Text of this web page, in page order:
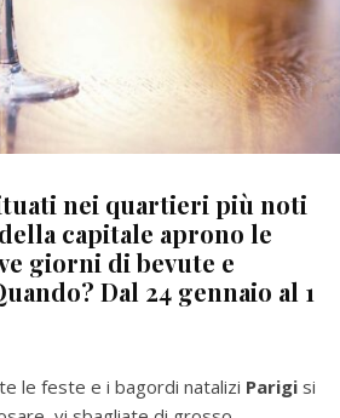
nei quartieri più noti
capitale aprono le
giorni di bevute e
Dal 24 gennaio al 1
le feste e i bagordi natalizi Parigi si